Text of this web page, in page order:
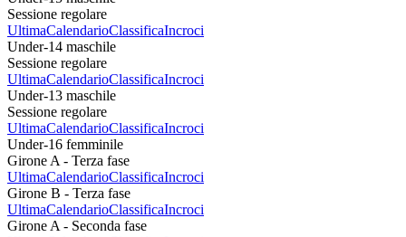
Sessione regolare
UltimaCalendarioClassificaIncroci
Under-14 maschile
Sessione regolare
UltimaCalendarioClassificaIncroci
Under-13 maschile
Sessione regolare
UltimaCalendarioClassificaIncroci
Under-16 femminile
Girone A - Terza fase
UltimaCalendarioClassificaIncroci
Girone B - Terza fase
UltimaCalendarioClassificaIncroci
Girone A - Seconda fase